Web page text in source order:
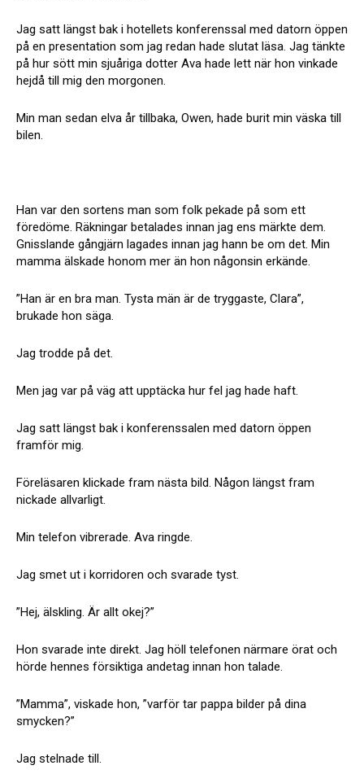
Jag satt längst bak i hotellets konferenssal med datorn öppen
på en presentation som jag redan hade slutat läsa. Jag tänkte
på hur sött min sjuåriga dotter Ava hade lett när hon vinkade
hejdå till mig den morgonen.
Min man sedan elva år tillbaka, Owen, hade burit min väska till
bilen.
Han var den sortens man som folk pekade på som ett
föredöme. Räkningar betalades innan jag ens märkte dem.
Gnisslande gångjärn lagades innan jag hann be om det. Min
mamma älskade honom mer än hon någonsin erkände.
”Han är en bra man. Tysta män är de tryggaste, Clara”,
brukade hon säga.
Jag trodde på det.
Men jag var på väg att upptäcka hur fel jag hade haft.
Jag satt längst bak i konferenssalen med datorn öppen
framför mig.
Föreläsaren klickade fram nästa bild. Någon längst fram
nickade allvarligt.
Min telefon vibrerade. Ava ringde.
Jag smet ut i korridoren och svarade tyst.
”Hej, älskling. Är allt okej?”
Hon svarade inte direkt. Jag höll telefonen närmare örat och
hörde hennes försiktiga andetag innan hon talade.
”Mamma”, viskade hon, ”varför tar pappa bilder på dina
smycken?”
Jag stelnade till.